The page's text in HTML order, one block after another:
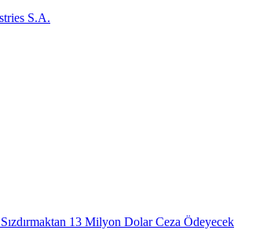
S.A.
13 Milyon Dolar Ceza Ödeyecek